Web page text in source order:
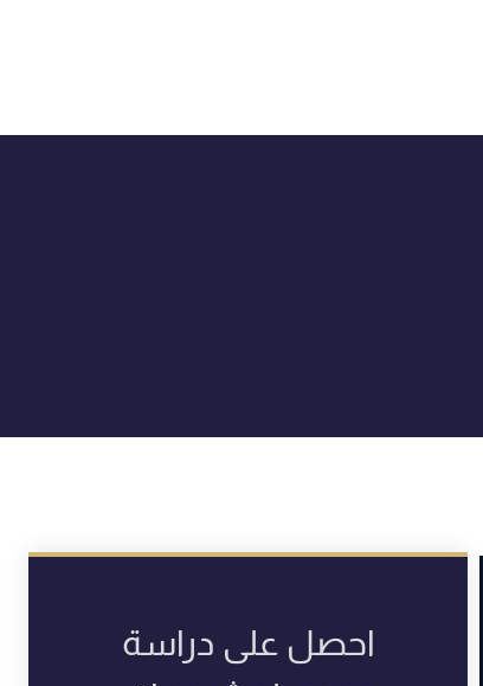
احصل على دراسة